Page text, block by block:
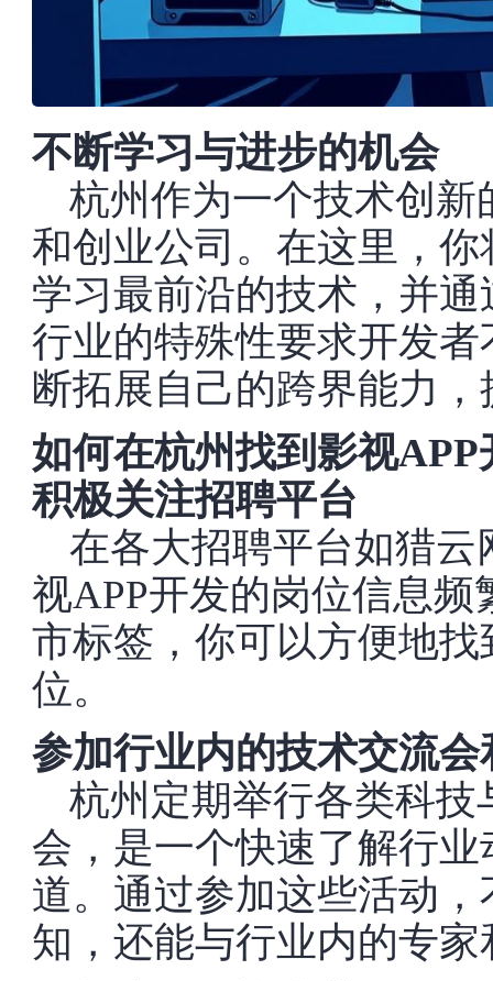
不断学习与进步的机会
杭州作为一个技术创
和创业公司。在这里，
学习最前沿的技术，并
行业的特殊性要求开发
断拓展自己的跨界能力
如何在杭州找到影视APP
积极关注招聘平台
在各大招聘平台如猎云
视APP开发的岗位信息
市标签，你可以方便地
位。
参加行业内的技术交流会
杭州定期举行各类科
会，是一个快速了解行
道。通过参加这些活动
知，还能与行业内的专